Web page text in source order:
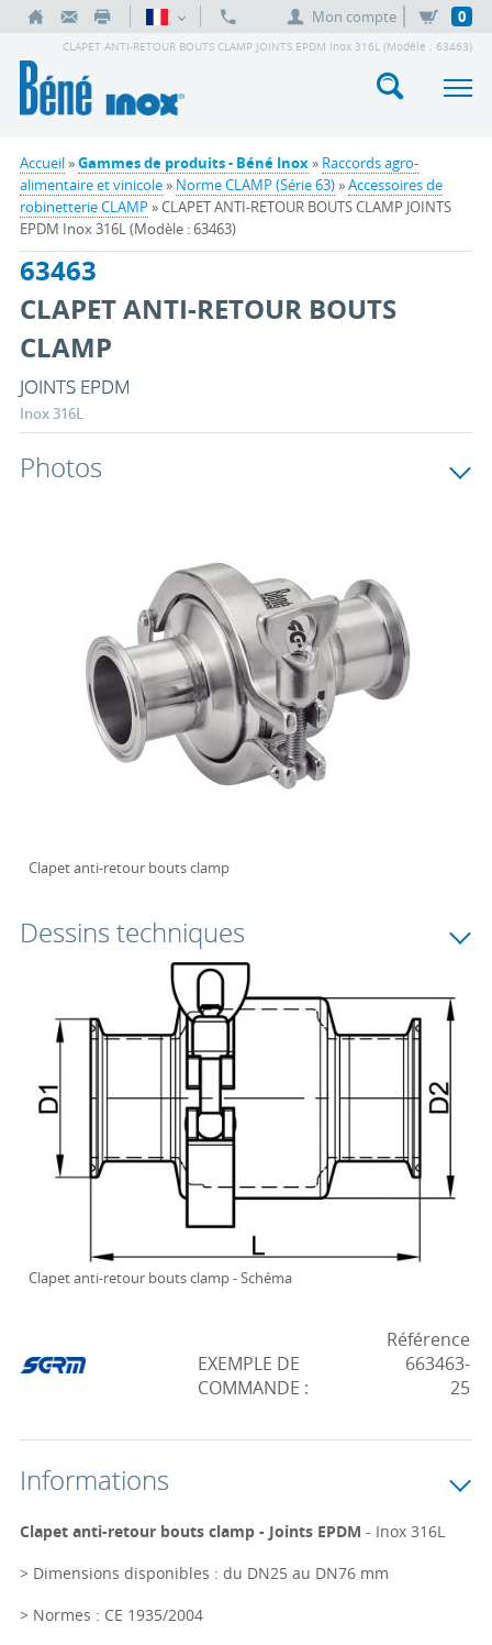
Mon compte 0
CLAPET ANTI-RETOUR BOUTS CLAMP JOINTS EPDM Inox 316L (Modèle : 63463)
Accueil»Gammes de produits - Béné Inox» Raccords agro-
alimentaire et vinicole» Norme CLAMP (Série 63)»Accessoires de
robinetterie CLAMP » CLAPET ANTI-RETOUR BOUTS CLAMP JOINTS
EPDM Inox 316L (Modèle : 63463)
63463
CLAPET ANTI-RETOUR BOUTS
CLAMP
JOINTS EPDM
Inox 316L
Photos
Clapet anti-retour bouts clamp
Dessins techniques
Clapet anti-retour bouts clamp - Schéma
EXEMPLE DE
COMMANDE :
Référence
663463-
25
Informations
Clapet anti-retour bouts clamp - Joints EPDM - Inox 316L
> Dimensions disponibles : du DN25 au DN76 mm
> Normes : CE 1935/2004